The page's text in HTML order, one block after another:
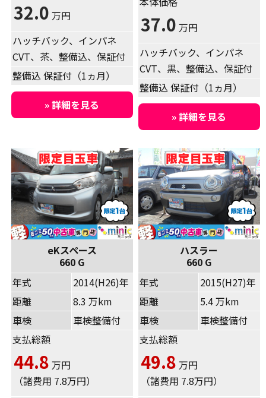
32.0 万円
ハッチバック、インパネ
CVT、茶、整備込、保証付
整備込 保証付（1ヵ月）
» 詳細を見る
37.0 万円
ハッチバック、インパネ
CVT、黒、整備込、保証付
整備込 保証付（1ヵ月）
» 詳細を見る
eKスペース
660 G
年式
2014(H26)年
距離
8.3 万km
車検
車検整備付
支払総額
44.8 万円
（諸費用 7.8万円）
ハスラー
660 G
年式
2015(H27)年
距離
5.4 万km
車検
車検整備付
支払総額
49.8 万円
（諸費用 7.8万円）